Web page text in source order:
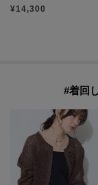
¥14,300
#着回